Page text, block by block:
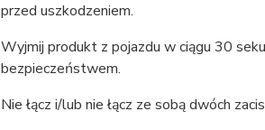
przed uszkodzeniem.
Wyjmij produkt z pojazdu w ciągu 30
bezpieczeństwem.
Nie łącz i/lub nie łącz ze sobą dwóch